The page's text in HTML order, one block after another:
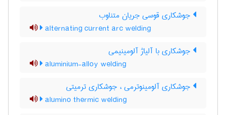
جوشکاری قوسی جریان متناوب
alternating current arc welding
جوشکاری با آلیاژ آلومینیمی
aluminium-alloy welding
جوشکاری آلومینوترمی ، جوشکاری ترمیتی
alumino thermic welding